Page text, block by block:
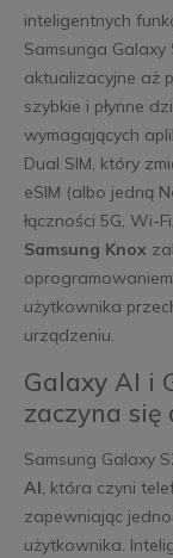
inteligentnych
Samsunga Galaxy
aktualizacyjne aż
szybkie i płynne
wymagających
Dual SIM, który
eSIM (albo jedną
łączności 5G, Wi-
Samsung Knox
użytkownika
urządzeniu.
Galaxy AI i
zaczyna się
Samsung Galaxy
AI, która czyni
zapewniając
użytkownika.